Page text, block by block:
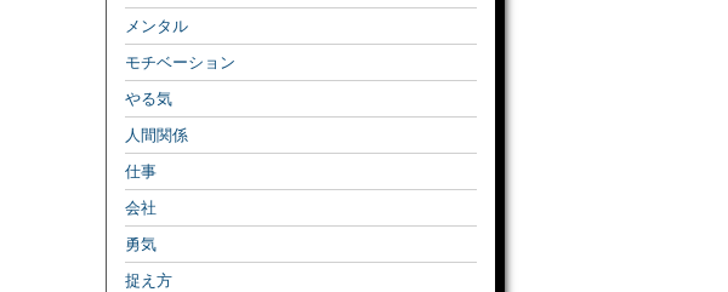
メンタル
モチベーション
やる気
人間関係
仕事
会社
勇気
捉え方